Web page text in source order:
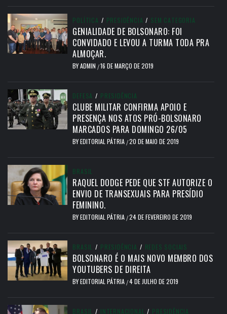
POLÍTICA / PRESIDÊNCIA / SEM CATEGORIA
GENIALIDADE DE BOLSONARO: FOI
CONVIDADO E LEVOU A TURMA TODA PRA
ALMOÇAR.
BYADMIN /16 DE MARÇO DE 2019
DEFESA / PRESIDÊNCIA
CLUBE MILITAR CONFIRMA APOIO E
PRESENÇA NOS ATOS PRÓ-BOLSONARO
MARCADOS PARA DOMINGO 26/05
BYEDITORIAL PÁTRIA /20 DE MAIO DE 2019
BRASIL
RAQUEL DODGE PEDE QUE STF AUTORIZE O
ENVIO DE TRANSEXUAIS PARA PRESÍDIO
FEMININO.
BYEDITORIAL PÁTRIA /24 DE FEVEREIRO DE 2019
BRASIL / PRESIDÊNCIA / REDES SOCIAIS
BOLSONARO É O MAIS NOVO MEMBRO DOS
YOUTUBERS DE DIREITA
BYEDITORIAL PÁTRIA /4 DE JULHO DE 2019
BRASIL / INTERNACIONAL / PRESIDÊNCIA